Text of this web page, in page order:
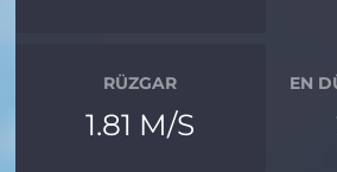
RÜZGAR
1.81 M/S
EN